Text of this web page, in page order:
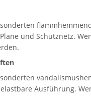
und Schutznetz.
Ausführung.